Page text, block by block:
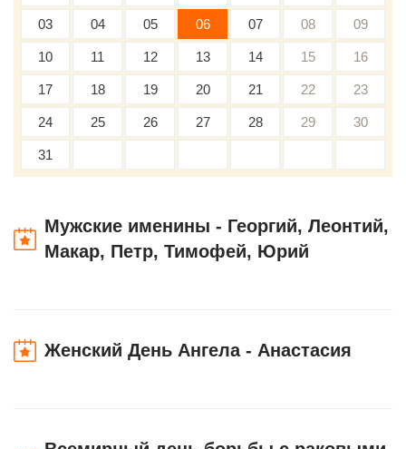
03 04 05 06 07 08 09
10 11 12 13 14 15 16
17 18 19 20 21 22 23
24 25 26 27 28 29 30
31
Мужские именины - Георгий, Леонтий,
Макар, Петр, Тимофей, Юрий
Женский День Ангела - Анастасия